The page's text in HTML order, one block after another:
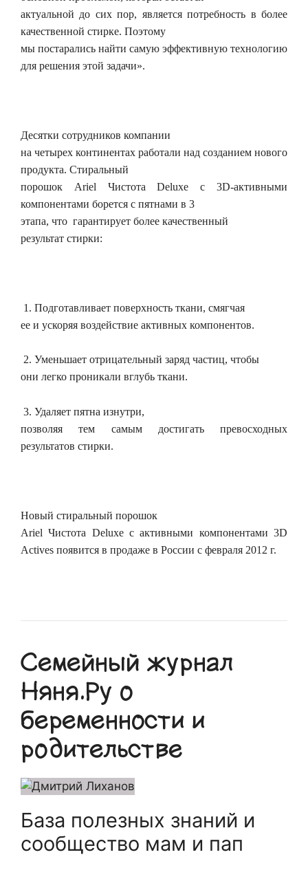
актуальной до сих пор, является потребность в более
качественной стирке. Поэтому
мы постарались найти самую эффективную технологию
для решения этой задачи».
Десятки сотрудников компании
на четырех континентах работали над созданием нового
продукта. Стиральный
порошок Ariel Чистота Deluxe с 3D-активными
компонентами борется с пятнами в 3
этапа, что гарантирует более качественный
результат стирки:
1. Подготавливает поверхность ткани, смягчая
ее и ускоряя воздействие активных компонентов.
2. Уменьшает отрицательный заряд частиц, чтобы
они легко проникали вглубь ткани.
3. Удаляет пятна изнутри,
позволяя тем самым достигать превосходных
результатов стирки.
Новый стиральный порошок
Ariel Чистота Deluxe с активными компонентами 3D
Actives появится в продаже в России c февраля 2012 г.
Семейный журнал
Няня.Ру о
беременности и
родительстве
База полезных знаний и
сообщество мам и пап